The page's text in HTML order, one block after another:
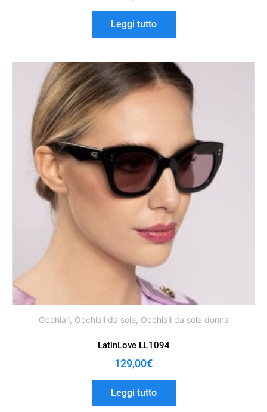
Leggi tutto
Occhiali, Occhiali da sole, Occhiali da sole donna
LatinLove LL1094
129,00€
Leggi tutto